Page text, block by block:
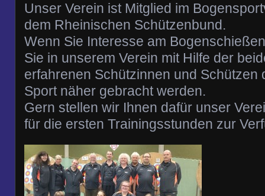
Unser Verein ist Mitglied im
dem Rheinischen Schützenbund.
Wenn Sie Interesse am
Sie in unserem Verein mit Hilfe der
erfahrenen Schützinnen und Schützen
Sport näher gebracht werden.
Gern stellen wir Ihnen dafür unser
für die ersten Trainingsstunden zur